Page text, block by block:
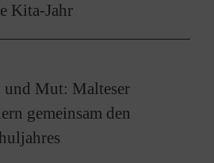
Kita-Jahr
Mut: Malteser
gemeinsam den